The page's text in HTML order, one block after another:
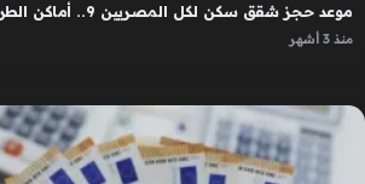
موعد حجز شقق سكن لكل المصريين 9.. أماكن الطرح وتفاصيل الأسعار
منذ 3 أشهر